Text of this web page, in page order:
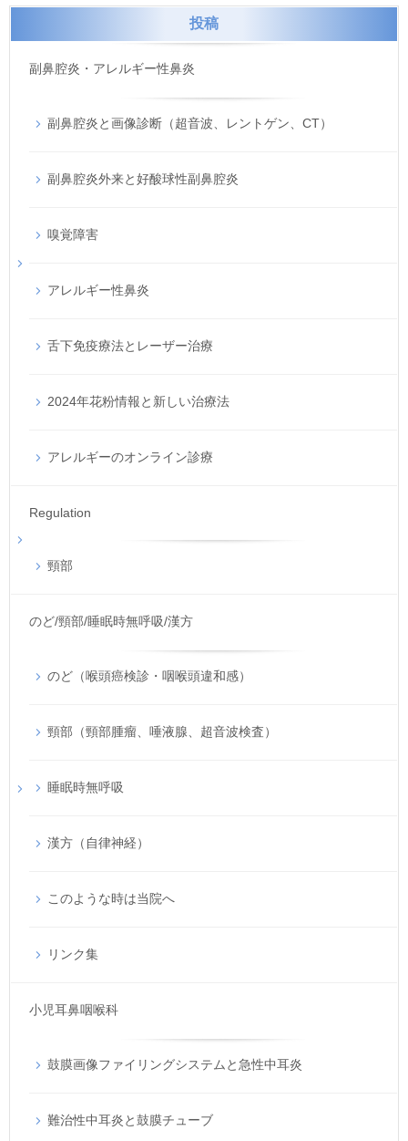
投稿
副鼻腔炎・アレルギー性鼻炎
副鼻腔炎と画像診断（超音波、レントゲン、CT）
副鼻腔炎外来と好酸球性副鼻腔炎
嗅覚障害
アレルギー性鼻炎
舌下免疫療法とレーザー治療
2024年花粉情報と新しい治療法
アレルギーのオンライン診療
Regulation
頸部
のど/頸部/睡眠時無呼吸/漢方
のど（喉頭癌検診・咽喉頭違和感）
頸部（頸部腫瘤、唾液腺、超音波検査）
睡眠時無呼吸
漢方（自律神経）
このような時は当院へ
リンク集
小児耳鼻咽喉科
鼓膜画像ファイリングシステムと急性中耳炎
難治性中耳炎と鼓膜チューブ